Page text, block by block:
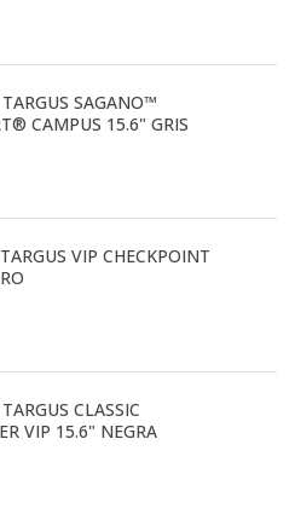
SAGANO™
CAMPUS 15.6" GRIS
VIP CHECKPOINT
CLASSIC
VIP 15.6" NEGRA